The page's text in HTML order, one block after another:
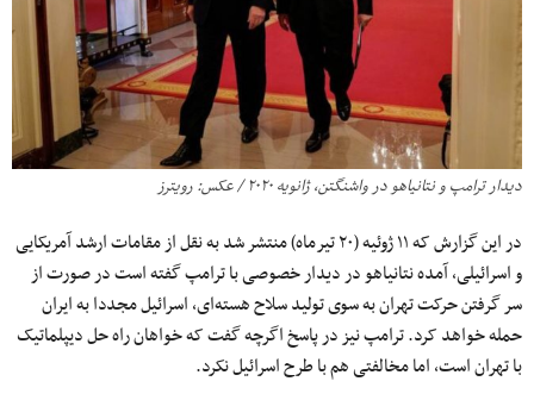
دیدار ترامپ و نتانیاهو در واشنگتن، ژانویه ۲۰۲۰ / عکس: رویترز
در این گزارش که ۱۱ ژوئیه (۲۰ تیرماه) منتشر شد به نقل از مقامات ارشد آمریکایی
و اسرائیلی، آمده نتانیاهو در دیدار خصوصی با ترامپ گفته است در صورت از
سر گرفتن حرکت تهران به‌ سوی تولید سلاح هسته‌ای، اسرائیل مجددا به ایران
حمله خواهد کرد. ترامپ نیز در پاسخ اگرچه گفت که خواهان راه‌ حل دیپلماتیک
با تهران است، اما مخالفتی هم با طرح اسرائیل نکرد.